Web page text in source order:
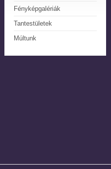
Fényképgalériák
Tantestületek
Múltunk